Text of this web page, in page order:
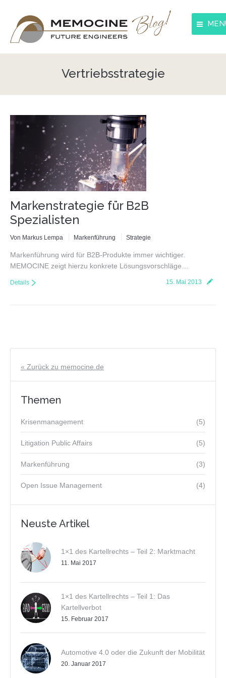
Innovation
Kommunikation
Interkulturelles
Vertriebsstrategie
Markenstrategie für B2B
Spezialisten
Von Markus Lempa Markenführung Strategie
Markenführung wird für B2B-Produkte immer wichtiger.
MEMOCINE zeigt hierzu konkrete Lösungsvorschläge…
15. Mai 2013
Details
« Zurück zu memocine.de
Themen
(5)
Krisenmanagement
(5)
Litigation Public Affairs
(3)
Markenführung
(4)
Open Issue Management
Neuste Artikel
1×1 des Kartellrechts – Teil 2: Marktmacht
11. Mai 2017
1×1 des Kartellrechts – Teil 1: Das
Kartellverbot
15. Februar 2017
Automotive 4.0 oder die Zukunft der Mobilität
20. Januar 2017